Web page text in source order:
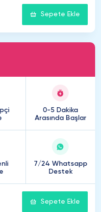
Sepete Ekle
0-5 Dakika
Arasında Başlar
7/24 Whatsapp
Destek
Sepete Ekle